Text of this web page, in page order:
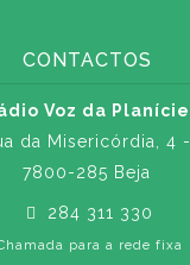
CONTACTOS
Voz da Planície
da Misericórdia, 4 -
7800-285 Beja
284 311 330
para a rede fixa